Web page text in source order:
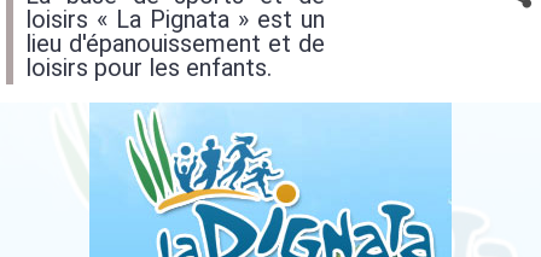
loisirs « La Pignata » est un
lieu d'épanouissement et de
loisirs pour les enfants.